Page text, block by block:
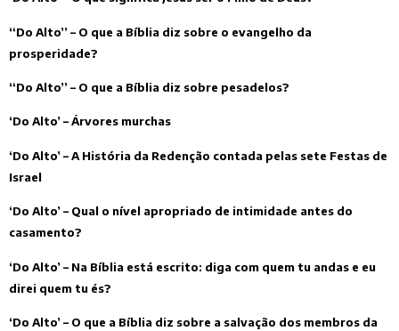
“Do Alto” – O que a Bíblia diz sobre o evangelho da
prosperidade?
“Do Alto” – O que a Bíblia diz sobre pesadelos?
‘Do Alto’ – Árvores murchas
‘Do Alto’ – A História da Redenção contada pelas sete Festas de
Israel
‘Do Alto’ – Qual o nível apropriado de intimidade antes do
casamento?
‘Do Alto’ – Na Bíblia está escrito: diga com quem tu andas e eu
direi quem tu és?
‘Do Alto’ – O que a Bíblia diz sobre a salvação dos membros da